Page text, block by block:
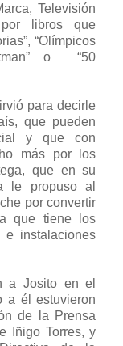
Televisión
libros que
“Olímpicos
o “50
para decirle
que pueden
y que con
más por los
que en su
le propuso al
por convertir
que tiene los
e instalaciones
a Josito en el
a él estuvieron
de la Prensa
Iñigo Torres, y